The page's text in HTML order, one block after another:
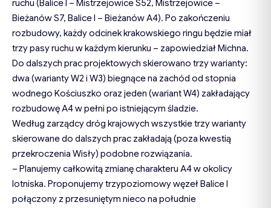
ruchu (Balice I – Mistrzejowice S52, Mistrzejowice –
Bieżanów S7, Balice I – Bieżanów A4). Po zakończeniu
rozbudowy, każdy odcinek krakowskiego ringu będzie miał
trzy pasy ruchu w każdym kierunku – zapowiedział Michna.
Do dalszych prac projektowych skierowano trzy warianty:
dwa (warianty W2 i W3) biegnące na zachód od stopnia
wodnego Kościuszko oraz jeden (wariant W4) zakładający
rozbudowę A4 w pełni po istniejącym śladzie.
Według zarządcy dróg krajowych wszystkie trzy warianty
skierowane do dalszych prac zakładają (poza kwestią
przekroczenia Wisły) podobne rozwiązania.
– Planujemy całkowitą zmianę charakteru A4 w okolicy
lotniska. Proponujemy trzypoziomowy węzeł Balice I
połączony z przesuniętym nieco na południe